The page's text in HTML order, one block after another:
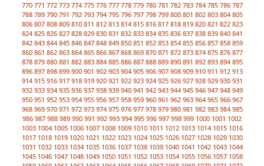
770 771 772 773 774 775 776 777 778 779 780 781 782 783 784 785 786 787
788 789 790 791 792 793 794 795 796 797 798 799 800 801 802 803 804 805
806 807 808 809 810 811 812 813 814 815 816 817 818 819 820 821 822 823
824 825 826 827 828 829 830 831 832 833 834 835 836 837 838 839 840 841
842 843 844 845 846 847 848 849 850 851 852 853 854 855 856 857 858 859
860 861 862 863 864 865 866 867 868 869 870 871 872 873 874 875 876 877
878 879 880 881 882 883 884 885 886 887 888 889 890 891 892 893 894 895
896 897 898 899 900 901 902 903 904 905 906 907 908 909 910 911 912 913
914 915 916 917 918 919 920 921 922 923 924 925 926 927 928 929 930 931
932 933 934 935 936 937 938 939 940 941 942 943 944 945 946 947 948 949
950 951 952 953 954 955 956 957 958 959 960 961 962 963 964 965 966 967
968 969 970 971 972 973 974 975 976 977 978 979 980 981 982 983 984 985
986 987 988 989 990 991 992 993 994 995 996 997 998 999 1000 1001 1002
1003 1004 1005 1006 1007 1008 1009 1010 1011 1012 1013 1014 1015 1016
1017 1018 1019 1020 1021 1022 1023 1024 1025 1026 1027 1028 1029 1030
1031 1032 1033 1034 1035 1036 1037 1038 1039 1040 1041 1042 1043 1044
1045 1046 1047 1048 1049 1050 1051 1052 1053 1054 1055 1056 1057 1058